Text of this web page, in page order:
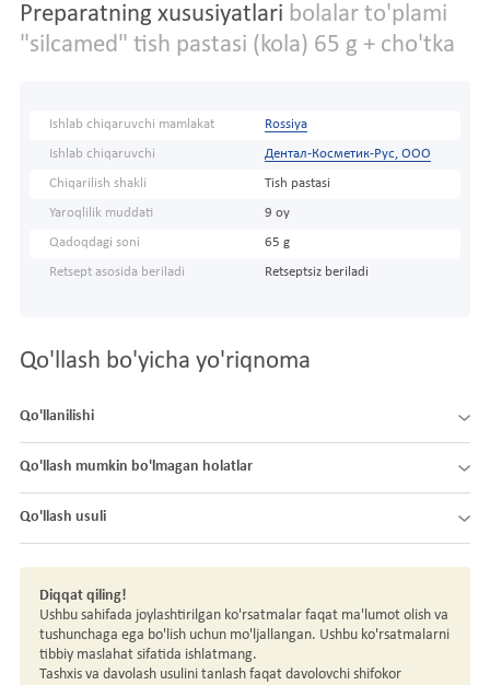
Preparatning xususiyatlari bolalar to'plami
"silcamed" tish pastasi (kola) 65 g + cho'tka
Ishlab chiqaruvchi mamlakat Rossiya
Ishlab chiqaruvchi Дентал-Косметик-Рус, ООО
Chiqarilish shakli Tish pastasi
Yaroqlilik muddati 9 oy
Qadoqdagi soni 65 g
Retsept asosida beriladi Retseptsiz beriladi
Qo'llash bo'yicha yo'riqnoma
Qo'llanilishi
Qo'llash mumkin bo'lmagan holatlar
Qo'llash usuli
Diqqat qiling!
Ushbu sahifada joylashtirilgan ko'rsatmalar faqat ma'lumot olish va
tushunchaga ega bo'lish uchun mo'ljallangan. Ushbu ko'rsatmalarni
tibbiy maslahat sifatida ishlatmang.
Tashxis va davolash usulini tanlash faqat davolovchi shifokor